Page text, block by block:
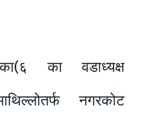
का वडाध्यक्ष
नगरकोट